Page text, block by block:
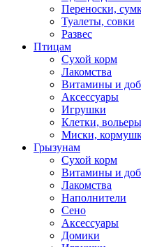
Переноски,
Туалеты, совки
Развес
Птицам
Сухой корм
Лакомства
Витамины и
Аксессуары
Игрушки
Клетки, вольеры
Миски,
Грызунам
Сухой корм
Витамины и
Лакомства
Наполнители
Сено
Аксессуары
Домики